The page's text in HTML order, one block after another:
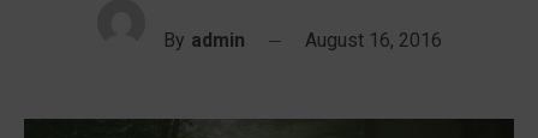
By admin August 16, 2016